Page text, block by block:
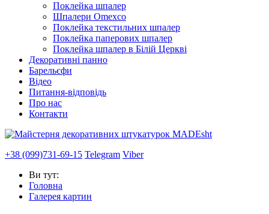
Поклейка шпалер
Шпалери Omexco
Поклейка текстильних шпалер
Поклейка паперових шпалер
Поклейка шпалер в Білій Церкві
Декоративні панно
Барельєфи
Відео
Питання-відповідь
Про нас
Контакти
+38 (099)731-69-15 Telegram Viber
Ви тут:
Головна
Галерея картин